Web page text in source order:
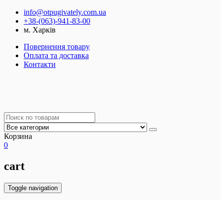
info@otpugivately.com.ua
+38-(063)-941-83-00
м. Харків
Повернення товару
Оплата та доставка
Контакти
Корзина
0
cart
Toggle navigation